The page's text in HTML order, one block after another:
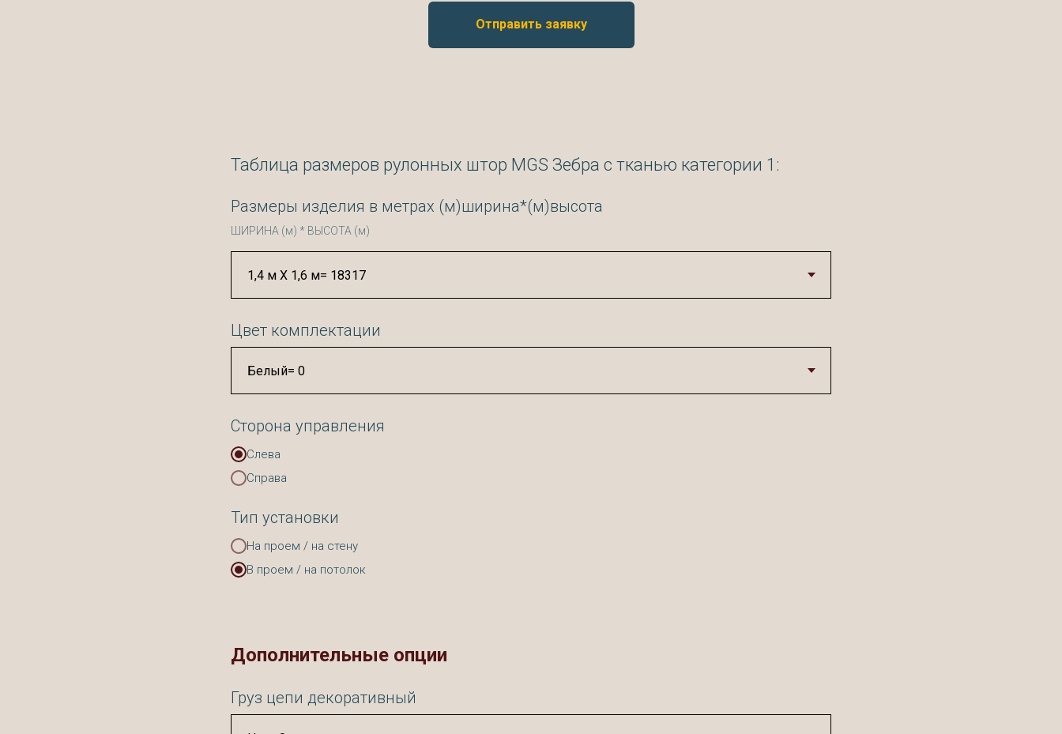
Отправить заявку
Таблица размеров рулонных штор MGS Зебра с тканью категории 1:
Размеры изделия в метрах (м)ширина*(м)высота
ШИРИНА (м) * ВЫСОТА (м)
Цвет комплектации
Сторона управления
Слева
Справа
Тип установки
На проем / на стену
В проем / на потолок
Дополнительные опции
Груз цепи декоративный